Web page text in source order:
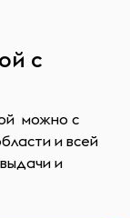
с
можно с
и всей
и